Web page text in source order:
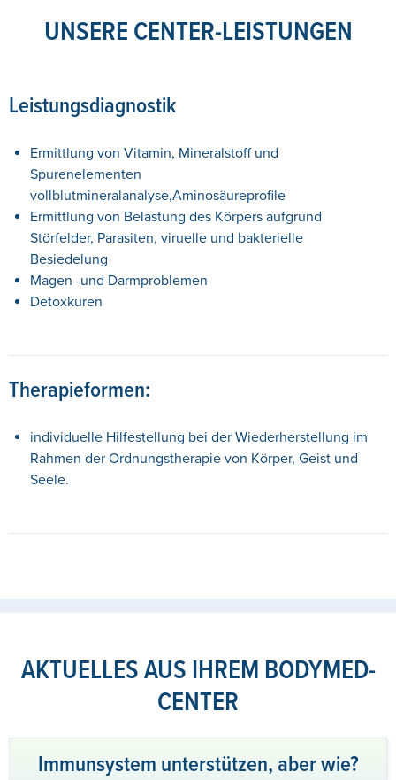
UNSERE CENTER-LEISTUNGEN
Leistungsdiagnostik
Ermittlung von Vitamin, Mineralstoff und
Spurenelementen
vollblutmineralanalyse,Aminosäureprofile
Ermittlung von Belastung des Körpers aufgrund
Störfelder, Parasiten, viruelle und bakterielle
Besiedelung
Magen -und Darmproblemen
Detoxkuren
Therapieformen:
individuelle Hilfestellung bei der Wiederherstellung im
Rahmen der Ordnungstherapie von Körper, Geist und
Seele.
AKTUELLES AUS IHREM BODYMED-
CENTER
Immunsystem unterstützen, aber wie?